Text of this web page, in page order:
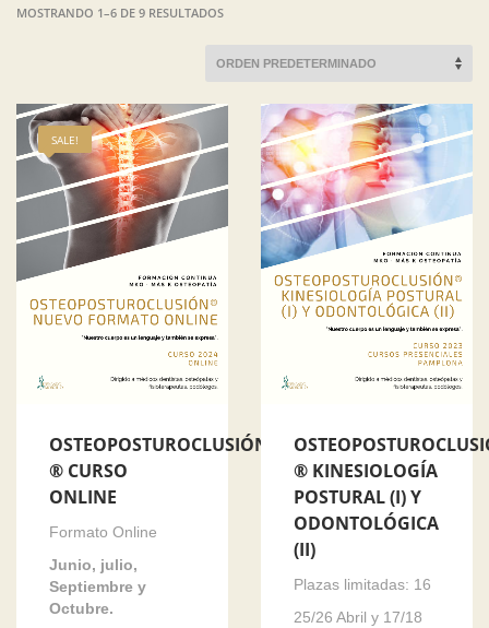
MOSTRANDO 1–6 DE 9 RESULTADOS
SALE!
OSTEOPOSTUROCLUSIÓN
® CURSO
ONLINE
Formato Online
Junio, julio,
Septiembre y
Octubre.
® KINESIOLOGÍA
POSTURAL (I) Y
ODONTOLÓGICA
(II)
Plazas limitadas: 16
25/26 Abril y 17/18